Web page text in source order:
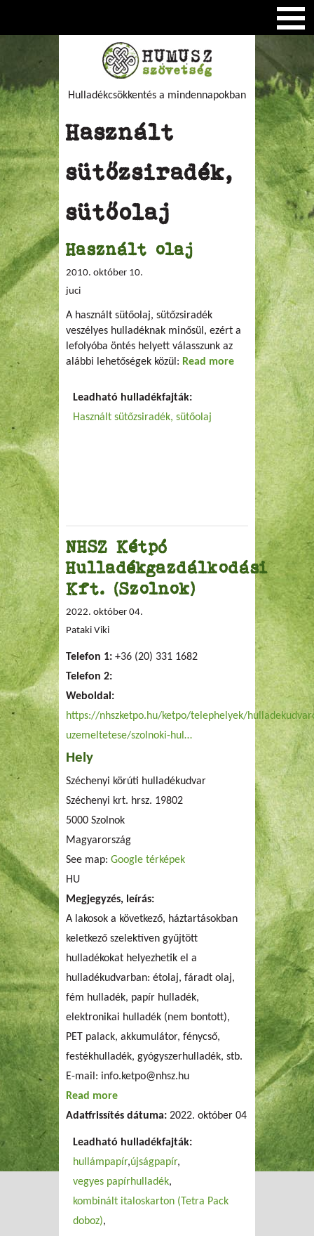
Hulladékcsökkentés a mindennapokban
Használt
sütőzsiradék,
sütőolaj
Használt olaj
2010. október 10.
juci
A használt sütőolaj, sütőzsiradék
veszélyes hulladéknak minősül, ezért a
lefolyóba öntés helyett válasszunk az
alábbi lehetőségek közül: Read more about Használt
Leadható hulladékfajták:
Használt sütőzsiradék, sütőolaj
NHSZ Kétpó
Hulladékgazdálkodási
Kft. (Szolnok)
2022. október 04.
Pataki Viki
Telefon 1: +36 (20) 331 1682
Telefon 2:
Weboldal:
https://nhszketpo.hu/ketpo/telephelyek/
uzemeltetese/szolnoki-hul…
Hely
Széchenyi körúti hulladékudvar
Széchenyi krt. hrsz. 19802
5000 Szolnok
Magyarország
See map: Google térképek
HU
Megjegyzés, leírás:
A lakosok a következő, háztartásokban
keletkező szelektíven gyűjtött
hulladékokat helyezhetik el a
hulladékudvarban: étolaj, fáradt olaj,
fém hulladék, papír hulladék,
elektronikai hulladék (nem bontott),
PET palack, akkumulátor, fénycső,
festékhulladék, gyógyszerhulladék, stb.
E-mail: info.ketpo@nhsz.hu
Read more about NHSZ Kétpó Hulladékgazdálkodási
Kft. (Szolnok)
Adatfrissítés dátuma: 2022. október 04
Leadható hulladékfajták:
hullámpapír újságpapír
vegyes papírhulladék
kombinált italoskarton (Tetra Pack
doboz)